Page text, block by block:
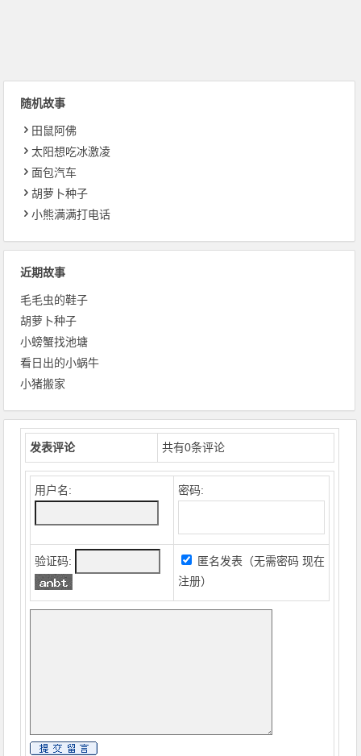
随机故事
田鼠阿佛
太阳想吃冰激凌
面包汽车
胡萝卜种子
小熊满满打电话
近期故事
毛毛虫的鞋子
胡萝卜种子
小螃蟹找池塘
看日出的小蜗牛
小猪搬家
发表评论 共有0条评论
用户名: 密码:
验证码: 匿名发表（无需密码现在
注册）